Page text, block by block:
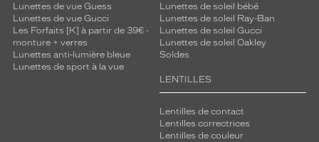
Lunettes de vue Guess
Lunettes de vue Gucci
Les Forfaits [K] à partir de 39€ -
monture + verres
Lunettes anti-lumière bleue
Lunettes de sport à la vue
Lunettes de soleil bébé
Lunettes de soleil Ray-Ban
Lunettes de soleil Gucci
Lunettes de soleil Oakley
Soldes
LENTILLES
Lentilles de contact
Lentilles correctrices
Lentilles de couleur